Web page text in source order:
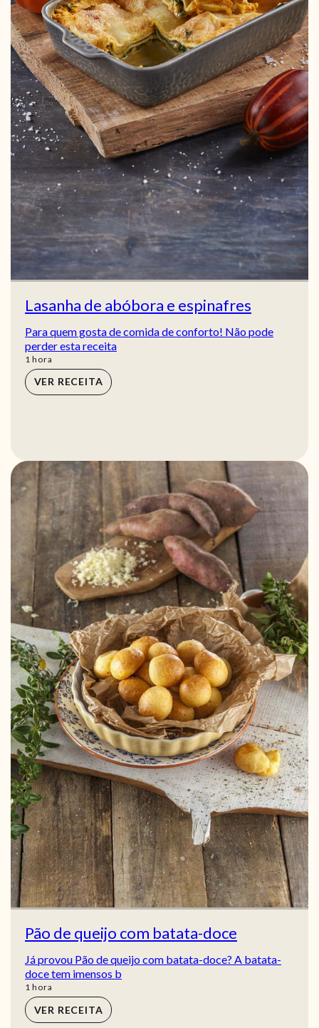
Lasanha de abóbora e espinafres
Para quem gosta de comida de conforto! Não pode
perder esta receita
1 hora
hora
VER RECEITA
Pão de queijo com batata-doce
Já provou Pão de queijo com batata-doce? A batata-
doce tem imensos b
1 hora
hora
VER RECEITA